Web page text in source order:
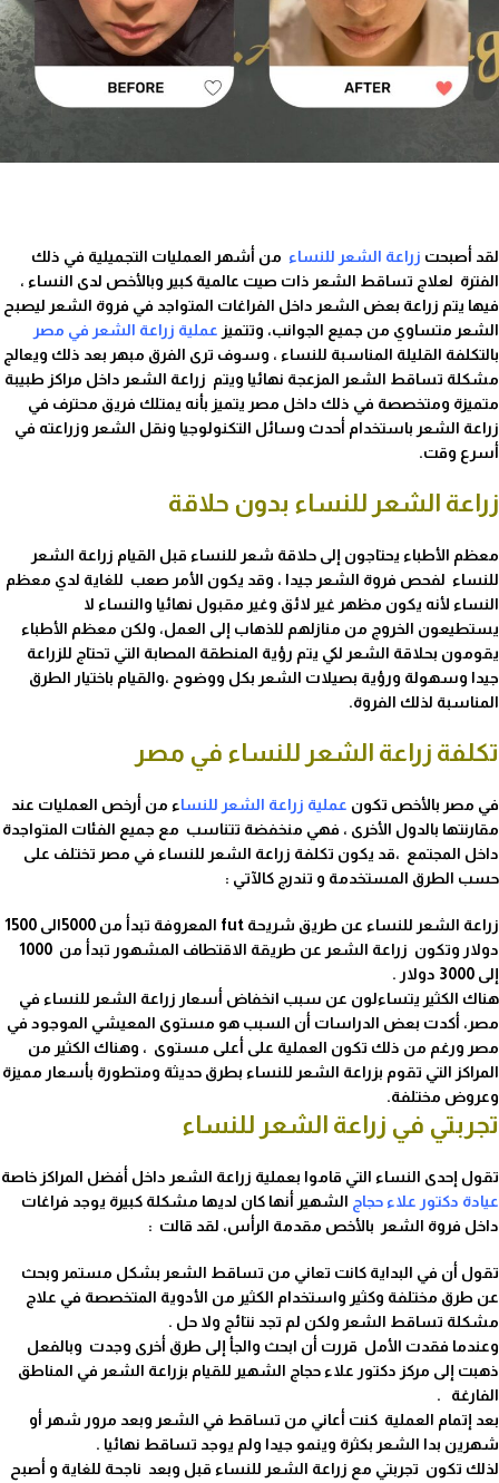
لقد أصبحت زراعة الشعر للنساء من أشهر العمليات التجميلية في ذلك
الفترة لعلاج تساقط الشعر ذات صيت عالمية كبير وبالأخص لدى النساء ،
فيها يتم زراعة بعض الشعر داخل الفراغات المتواجد في فروة الشعر ليصبح
الشعر متساوي من جميع الجوانب، وتتميز عملية زراعة الشعر في مصر
بالتكلفة القليلة المناسبة للنساء ، وسوف ترى الفرق مبهر بعد ذلك ويعالج
مشكلة تساقط الشعر المزعجة نهائيا ويتم زراعة الشعر داخل مراكز طبيبة
متميزة ومتخصصة في ذلك داخل مصر يتميز بأنه يمتلك فريق محترف في
زراعة الشعر باستخدام أحدث وسائل التكنولوجيا ونقل الشعر وزراعته في
أسرع وقت.
زراعة الشعر للنساء بدون حلاقة
معظم الأطباء يحتاجون إلى حلاقة شعر للنساء قبل القيام زراعة الشعر
للنساء لفحص فروة الشعر جيدا ، وقد يكون الأمر صعب للغاية لدي معظم
النساء لأنه يكون مظهر غير لائق وغير مقبول نهائيا والنساء لا
يستطيعون الخروج من منازلهم للذهاب إلى العمل، ولكن معظم الأطباء
يقومون بحلاقة الشعر لكي يتم رؤية المنطقة المصابة التي تحتاج للزراعة
جيدا وسهولة ورؤية بصيلات الشعر بكل ووضوح ،والقيام باختيار الطرق
المناسبة لذلك الفروة.
تكلفة زراعة الشعر للنساء في مصر
في مصر بالأخص تكون عملية زراعة الشعر للنساء من أرخص العمليات عند
مقارنتها بالدول الأخرى ، فهي منخفضة تتناسب مع جميع الفئات المتواجدة
داخل المجتمع ،قد يكون تكلفة زراعة الشعر للنساء في مصر تختلف على
حسب الطرق المستخدمة و تندرج كالآتي :
زراعة الشعر للنساء عن طريق شريحة fut المعروفة تبدأ من 5000الى 1500
دولار وتكون زراعة الشعر عن طريقة الاقتطاف المشهور تبدأ من 1000
إلى 3000 دولار .
هناك الكثير يتساءلون عن سبب انخفاض أسعار زراعة الشعر للنساء في
مصر، أكدت بعض الدراسات أن السبب هو مستوى المعيشي الموجود في
مصر ورغم من ذلك تكون العملية على أعلى مستوى ، وهناك الكثير من
المراكز التي تقوم بزراعة الشعر للنساء بطرق حديثة ومتطورة بأسعار مميزة
وعروض مختلفة.
تجربتي في زراعة الشعر للنساء
تقول إحدى النساء التي قاموا بعملية زراعة الشعر داخل أفضل المراكز خاصة
عيادة دكتور علاء حجاج الشهير أنها كان لديها مشكلة كبيرة يوجد فراغات
داخل فروة الشعر بالأخص مقدمة الرأس، لقد قالت :
تقول أن في البداية كانت تعاني من تساقط الشعر بشكل مستمر وبحث
عن طرق مختلفة وكثير واستخدام الكثير من الأدوية المتخصصة في علاج
مشكلة تساقط الشعر ولكن لم تجد نتائج ولا حل .
وعندما فقدت الأمل قررت أن ابحث والجأ إلى طرق أخرى وجدت وبالفعل
ذهبت إلى مركز دكتور علاء حجاج الشهير للقيام بزراعة الشعر في المناطق
الفارغة .
بعد إتمام العملية كنت أعاني من تساقط في الشعر وبعد مرور شهر أو
شهرين بدا الشعر بكثرة وينمو جيدا ولم يوجد تساقط نهائيا .
لذلك تكون تجربتي مع زراعة الشعر للنساء قبل وبعد ناجحة للغاية و أصبح